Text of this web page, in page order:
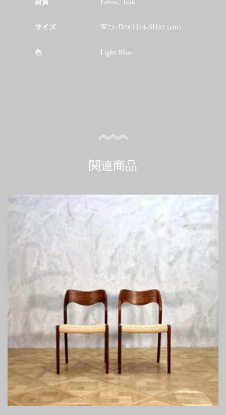
材質 Fabric, Teak
サイズ W73×D78 H74×SH35 (cm)
色 Light Blue
関連商品